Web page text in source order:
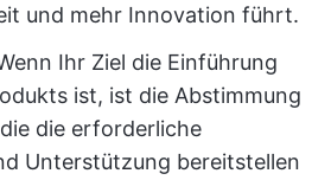
und mehr Innovation führt.
Ihr Ziel die Einführung
ist, ist die Abstimmung
die erforderliche
Unterstützung bereitstellen